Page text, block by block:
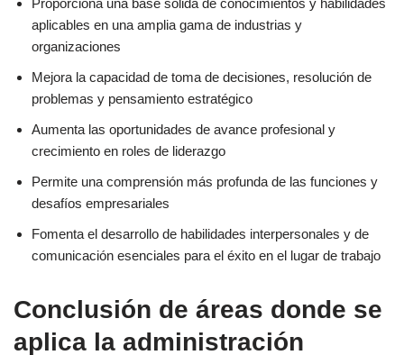
Proporciona una base sólida de conocimientos y habilidades
aplicables en una amplia gama de industrias y
organizaciones
Mejora la capacidad de toma de decisiones, resolución de
problemas y pensamiento estratégico
Aumenta las oportunidades de avance profesional y
crecimiento en roles de liderazgo
Permite una comprensión más profunda de las funciones y
desafíos empresariales
Fomenta el desarrollo de habilidades interpersonales y de
comunicación esenciales para el éxito en el lugar de trabajo
Conclusión de áreas donde se
aplica la administración